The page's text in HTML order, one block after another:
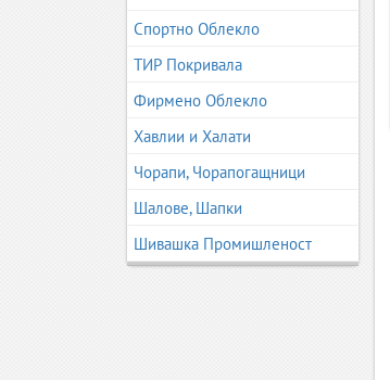
Спортно Облекло
ТИР Покривала
Фирмено Облекло
Хавлии и Халати
Чорапи, Чорапогащници
Шалове, Шапки
Шивашка Промишленост